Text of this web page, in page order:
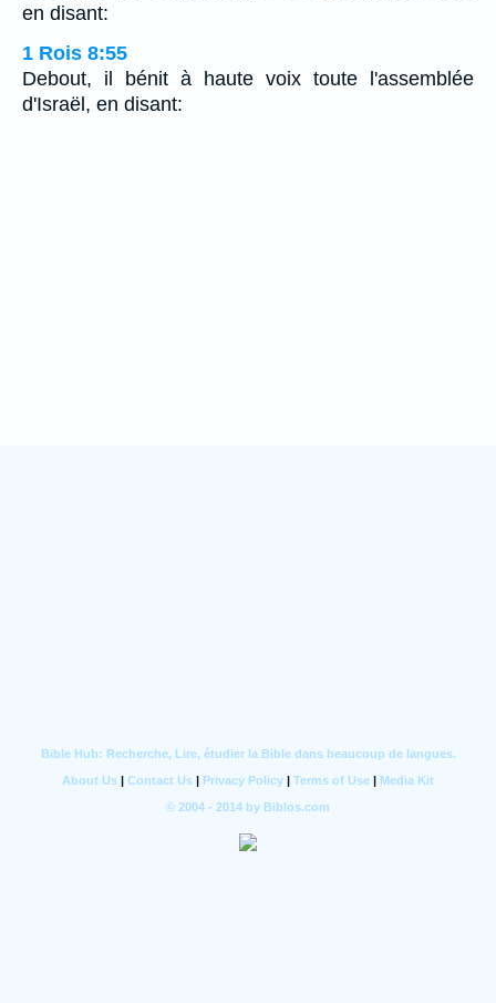
en disant:
1 Rois 8:55
Debout, il bénit à haute voix toute l'assemblée
d'Israël, en disant: